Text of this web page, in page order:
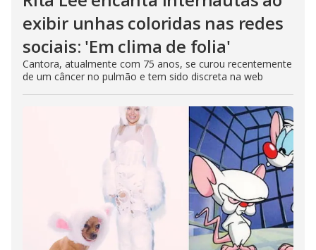
exibir unhas coloridas nas redes
sociais: 'Em clima de folia'
Cantora, atualmente com 75 anos, se curou recentemente
de um câncer no pulmão e tem sido discreta na web